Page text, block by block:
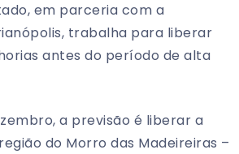
em parceria com a
trabalha para liberar
antes do período de alta
a previsão é liberar a
do Morro das Madeireiras –